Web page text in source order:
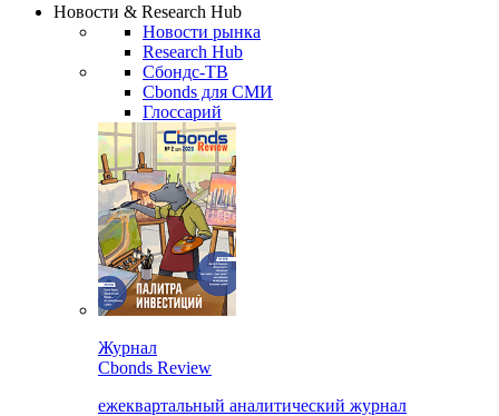
Новости & Research Hub
Новости рынка
Research Hub
Сбондс-ТВ
Cbonds для СМИ
Глоссарий
Журнал
Cbonds Review
ежеквартальный аналитический журнал